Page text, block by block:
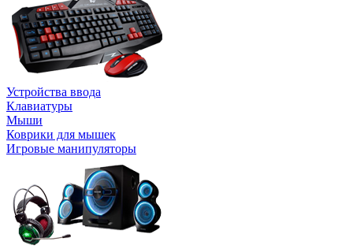
Устройства ввода
Клавиатуры
Мыши
Коврики для мышек
Игровые манипуляторы